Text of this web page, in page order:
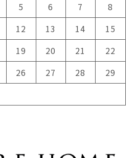
5 6 7
8
12 13 14
15
19 20 21
22
26 27 28
29